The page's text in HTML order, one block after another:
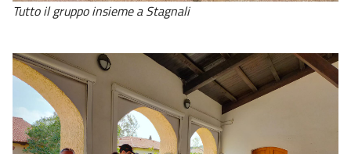
Tutto il gruppo insieme a Stagnali